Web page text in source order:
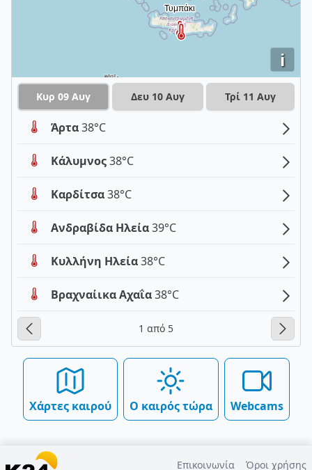
i
Κυρ 09 Αυγ Δευ 10 Αυγ Τρί 11 Αυγ
Άρτα38°C
Κάλυμνος38°C
Καρδίτσα38°C
Ανδραβίδα Ηλεία39°C
Κυλλήνη Ηλεία38°C
Βραχναίικα Αχαΐα38°C
1 από 5
Χάρτες καιρού Ο καιρός τώρα Webcams
Επικοινωνία Όροι χρήσης